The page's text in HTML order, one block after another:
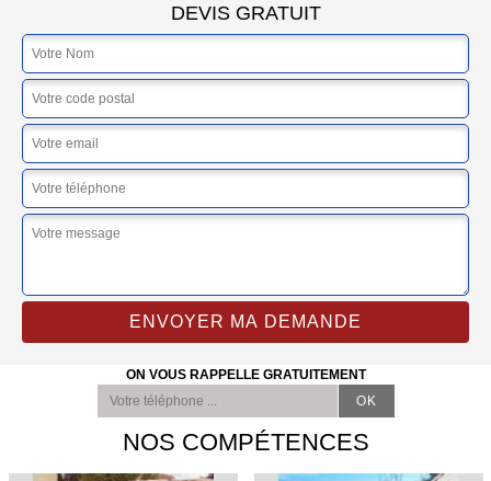
DEVIS GRATUIT
ON VOUS RAPPELLE GRATUITEMENT
NOS COMPÉTENCES